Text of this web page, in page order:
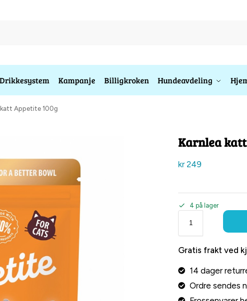
Drikkesystem Kampanje Billigkroken Hundeavdeling
katt Appetite 100g
Karnlea
kr249
4 på lager
Gratis frakt ved
14 dager
Ordre sendes